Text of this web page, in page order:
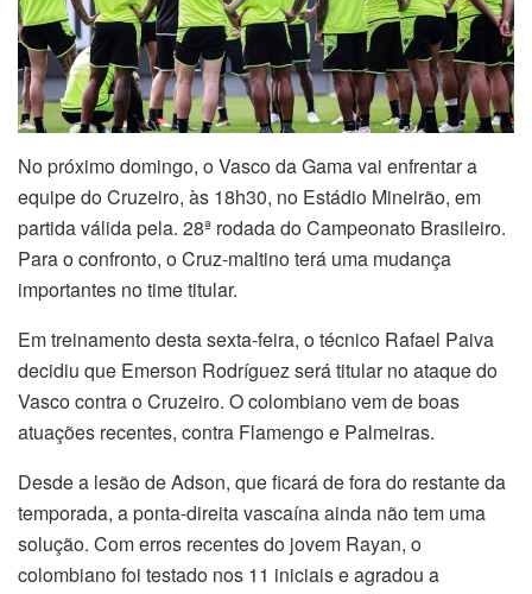
No próximo domingo, o Vasco da Gama vai enfrentar a
equipe do Cruzeiro, às 18h30, no Estádio Mineirão, em
partida válida pela. 28ª rodada do Campeonato Brasileiro.
Para o confronto, o Cruz-maltino terá uma mudança
importantes no time titular.
Em treinamento desta sexta-feira, o técnico Rafael Paiva
decidiu que Emerson Rodríguez será titular no ataque do
Vasco contra o Cruzeiro. O colombiano vem de boas
atuações recentes, contra Flamengo e Palmeiras.
Desde a lesão de Adson, que ficará de fora do restante da
temporada, a ponta-direita vascaína ainda não tem uma
solução. Com erros recentes do jovem Rayan, o
colombiano foi testado nos 11 iniciais e agradou a